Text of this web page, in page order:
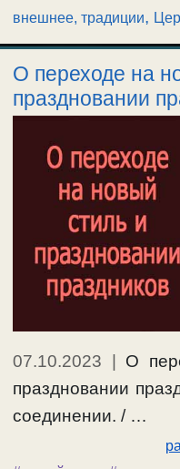
внешнее, традиции,
О переходе на
праздновании
07.10.2023
О
праздновании
соединении. / …